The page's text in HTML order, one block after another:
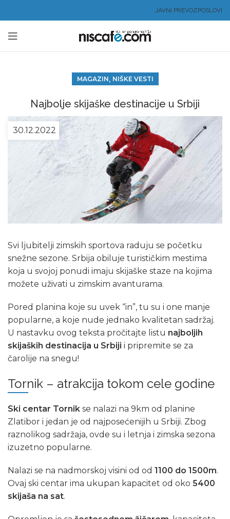
JAVNI PREVOZPOSLOVI
MAGAZIN, NIŠKE VESTI
Najbolje skijaške destinacije u Srbiji
30.12.2022
Svi ljubitelji zimskih sportova raduju se početku
snežne sezone. Srbija obiluje turističkim mestima
koja u svojoj ponudi imaju skijaške staze na kojima
možete uživati u zimskim avanturama.
Pored planina koje su uvek “in”, tu su i one manje
popularne, a koje nude jednako kvalitetan sadržaj.
U nastavku ovog teksta pročitajte listu najboljih
skijaških destinacija u Srbiji i pripremite se za
čarolije na snegu!
Tornik – atrakcija tokom cele godine
Ski centar Tornik se nalazi na 9km od planine
Zlatibor i jedan je od najposećenijih u Srbiji. Zbog
raznolikog sadržaja, ovde su i letnja i zimska sezona
izuzetno popularne.
Nalazi se na nadmorskoj visini od od 1100 do 1500m.
Ovaj ski centar ima ukupan kapacitet od oko 5400
skijaša na sat.